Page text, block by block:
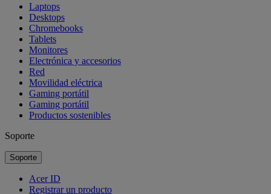
Laptops
Desktops
Chromebooks
Tablets
Monitores
Electrónica y accesorios
Red
Movilidad eléctrica
Gaming portátil
Gaming portátil
Productos sostenibles
Soporte
Soporte
Acer ID
Registrar un producto